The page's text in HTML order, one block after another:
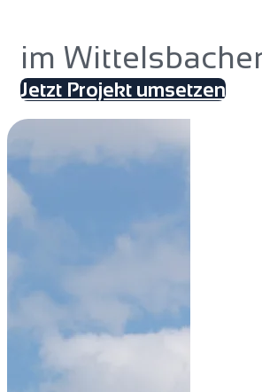
im
Jetzt Projekt umsetzen